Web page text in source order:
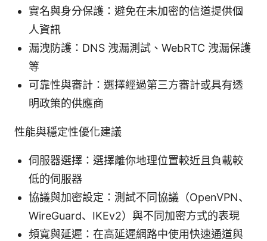
實名與身分保護：避免在未加密的信道提供個
人資訊
漏洩防護：DNS 洩漏測試、WebRTC 洩漏保護
等
可靠性與審計：選擇經過第三方審計或具有透
明政策的供應商
性能與穩定性優化建議
伺服器選擇：選擇離你地理位置較近且負載較
低的伺服器
協議與加密設定：測試不同協議（OpenVPN、
WireGuard、IKEv2）與不同加密方式的表現
頻寬與延遲：在高延遲網路中使用快速通道與